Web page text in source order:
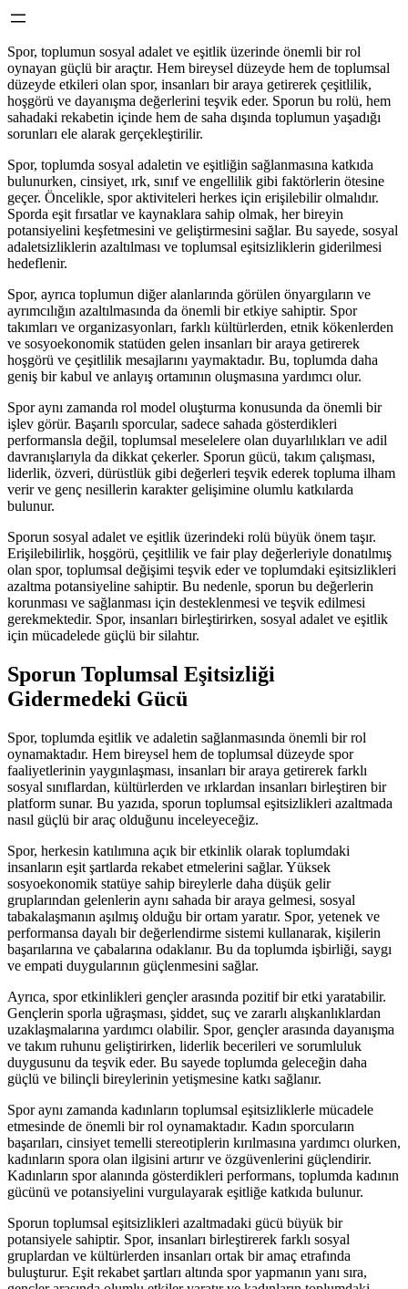
Spor, toplumun sosyal adalet ve eşitlik üzerinde önemli bir rol
oynayan güçlü bir araçtır. Hem bireysel düzeyde hem de toplumsal
düzeyde etkileri olan spor, insanları bir araya getirerek çeşitlilik,
hoşgörü ve dayanışma değerlerini teşvik eder. Sporun bu rolü, hem
sahadaki rekabetin içinde hem de saha dışında toplumun yaşadığı
sorunları ele alarak gerçekleştirilir.
Spor, toplumda sosyal adaletin ve eşitliğin sağlanmasına katkıda
bulunurken, cinsiyet, ırk, sınıf ve engellilik gibi faktörlerin ötesine
geçer. Öncelikle, spor aktiviteleri herkes için erişilebilir olmalıdır.
Sporda eşit fırsatlar ve kaynaklara sahip olmak, her bireyin
potansiyelini keşfetmesini ve geliştirmesini sağlar. Bu sayede, sosyal
adaletsizliklerin azaltılması ve toplumsal eşitsizliklerin giderilmesi
hedeflenir.
Spor, ayrıca toplumun diğer alanlarında görülen önyargıların ve
ayrımcılığın azaltılmasında da önemli bir etkiye sahiptir. Spor
takımları ve organizasyonları, farklı kültürlerden, etnik kökenlerden
ve sosyoekonomik statüden gelen insanları bir araya getirerek
hoşgörü ve çeşitlilik mesajlarını yaymaktadır. Bu, toplumda daha
geniş bir kabul ve anlayış ortamının oluşmasına yardımcı olur.
Spor aynı zamanda rol model oluşturma konusunda da önemli bir
işlev görür. Başarılı sporcular, sadece sahada gösterdikleri
performansla değil, toplumsal meselelere olan duyarlılıkları ve adil
davranışlarıyla da dikkat çekerler. Sporun gücü, takım çalışması,
liderlik, özveri, dürüstlük gibi değerleri teşvik ederek topluma ilham
verir ve genç nesillerin karakter gelişimine olumlu katkılarda
bulunur.
Sporun sosyal adalet ve eşitlik üzerindeki rolü büyük önem taşır.
Erişilebilirlik, hoşgörü, çeşitlilik ve fair play değerleriyle donatılmış
olan spor, toplumsal değişimi teşvik eder ve toplumdaki eşitsizlikleri
azaltma potansiyeline sahiptir. Bu nedenle, sporun bu değerlerin
korunması ve sağlanması için desteklenmesi ve teşvik edilmesi
gerekmektedir. Spor, insanları birleştirirken, sosyal adalet ve eşitlik
için mücadelede güçlü bir silahtır.
Sporun Toplumsal Eşitsizliği
Gidermedeki Gücü
Spor, toplumda eşitlik ve adaletin sağlanmasında önemli bir rol
oynamaktadır. Hem bireysel hem de toplumsal düzeyde spor
faaliyetlerinin yaygınlaşması, insanları bir araya getirerek farklı
sosyal sınıflardan, kültürlerden ve ırklardan insanları birleştiren bir
platform sunar. Bu yazıda, sporun toplumsal eşitsizlikleri azaltmada
nasıl güçlü bir araç olduğunu inceleyeceğiz.
Spor, herkesin katılımına açık bir etkinlik olarak toplumdaki
insanların eşit şartlarda rekabet etmelerini sağlar. Yüksek
sosyoekonomik statüye sahip bireylerle daha düşük gelir
gruplarından gelenlerin aynı sahada bir araya gelmesi, sosyal
tabakalaşmanın aşılmış olduğu bir ortam yaratır. Spor, yetenek ve
performansa dayalı bir değerlendirme sistemi kullanarak, kişilerin
başarılarına ve çabalarına odaklanır. Bu da toplumda işbirliği, saygı
ve empati duygularının güçlenmesini sağlar.
Ayrıca, spor etkinlikleri gençler arasında pozitif bir etki yaratabilir.
Gençlerin sporla uğraşması, şiddet, suç ve zararlı alışkanlıklardan
uzaklaşmalarına yardımcı olabilir. Spor, gençler arasında dayanışma
ve takım ruhunu geliştirirken, liderlik becerileri ve sorumluluk
duygusunu da teşvik eder. Bu sayede toplumda geleceğin daha
güçlü ve bilinçli bireylerinin yetişmesine katkı sağlanır.
Spor aynı zamanda kadınların toplumsal eşitsizliklerle mücadele
etmesinde de önemli bir rol oynamaktadır. Kadın sporcuların
başarıları, cinsiyet temelli stereotiplerin kırılmasına yardımcı olurken,
kadınların spora olan ilgisini artırır ve özgüvenlerini güçlendirir.
Kadınların spor alanında gösterdikleri performans, toplumda kadının
gücünü ve potansiyelini vurgulayarak eşitliğe katkıda bulunur.
Sporun toplumsal eşitsizlikleri azaltmadaki gücü büyük bir
potansiyele sahiptir. Spor, insanları birleştirerek farklı sosyal
gruplardan ve kültürlerden insanları ortak bir amaç etrafında
buluşturur. Eşit rekabet şartları altında spor yapmanın yanı sıra,